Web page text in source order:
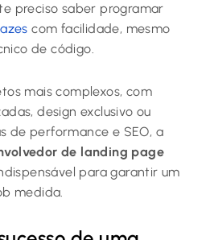
preciso saber programar
com facilidade, mesmo
de código.
mais complexos, com
design exclusivo ou
de performance e SEO, a
de landing page
para garantir um
medida.